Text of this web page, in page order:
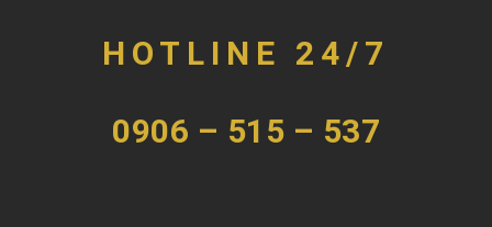
HOTLINE 24/7
0906 – 515 – 537